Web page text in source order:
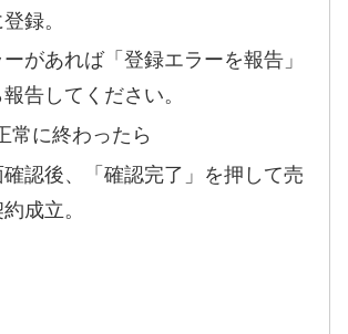
録。
があれば「登録エラーを報告」
告してください。
常に終わったら
確認後、「確認完了」を押して売
成立。